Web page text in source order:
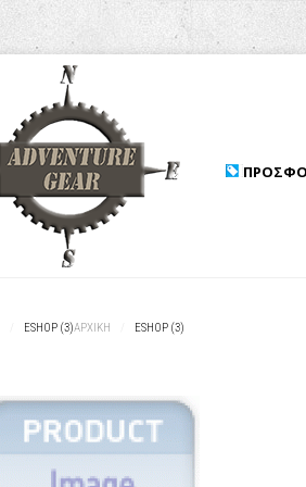
ESHOP (3)ΑΡΧΙΚΉ ESHOP (3)